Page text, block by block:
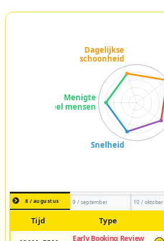
8 / augustus 9 / september 10 / oktober
Tijd Type
Early Booking Review